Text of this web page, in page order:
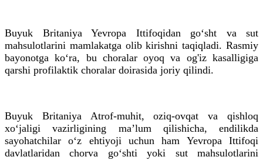
Buyuk Britaniya Yevropa Ittifoqidan go‘sht va sut
mahsulotlarini mamlakatga olib kirishni taqiqladi. Rasmiy
bayonotga ko‘ra, bu choralar oyoq va og'iz kasalligiga
qarshi profilaktik choralar doirasida joriy qilindi.
Buyuk Britaniya Atrof-muhit, oziq-ovqat va qishloq
xo‘jaligi vazirligining ma’lum qilishicha, endilikda
sayohatchilar o‘z ehtiyoji uchun ham Yevropa Ittifoqi
davlatlaridan chorva go‘shti yoki sut mahsulotlarini